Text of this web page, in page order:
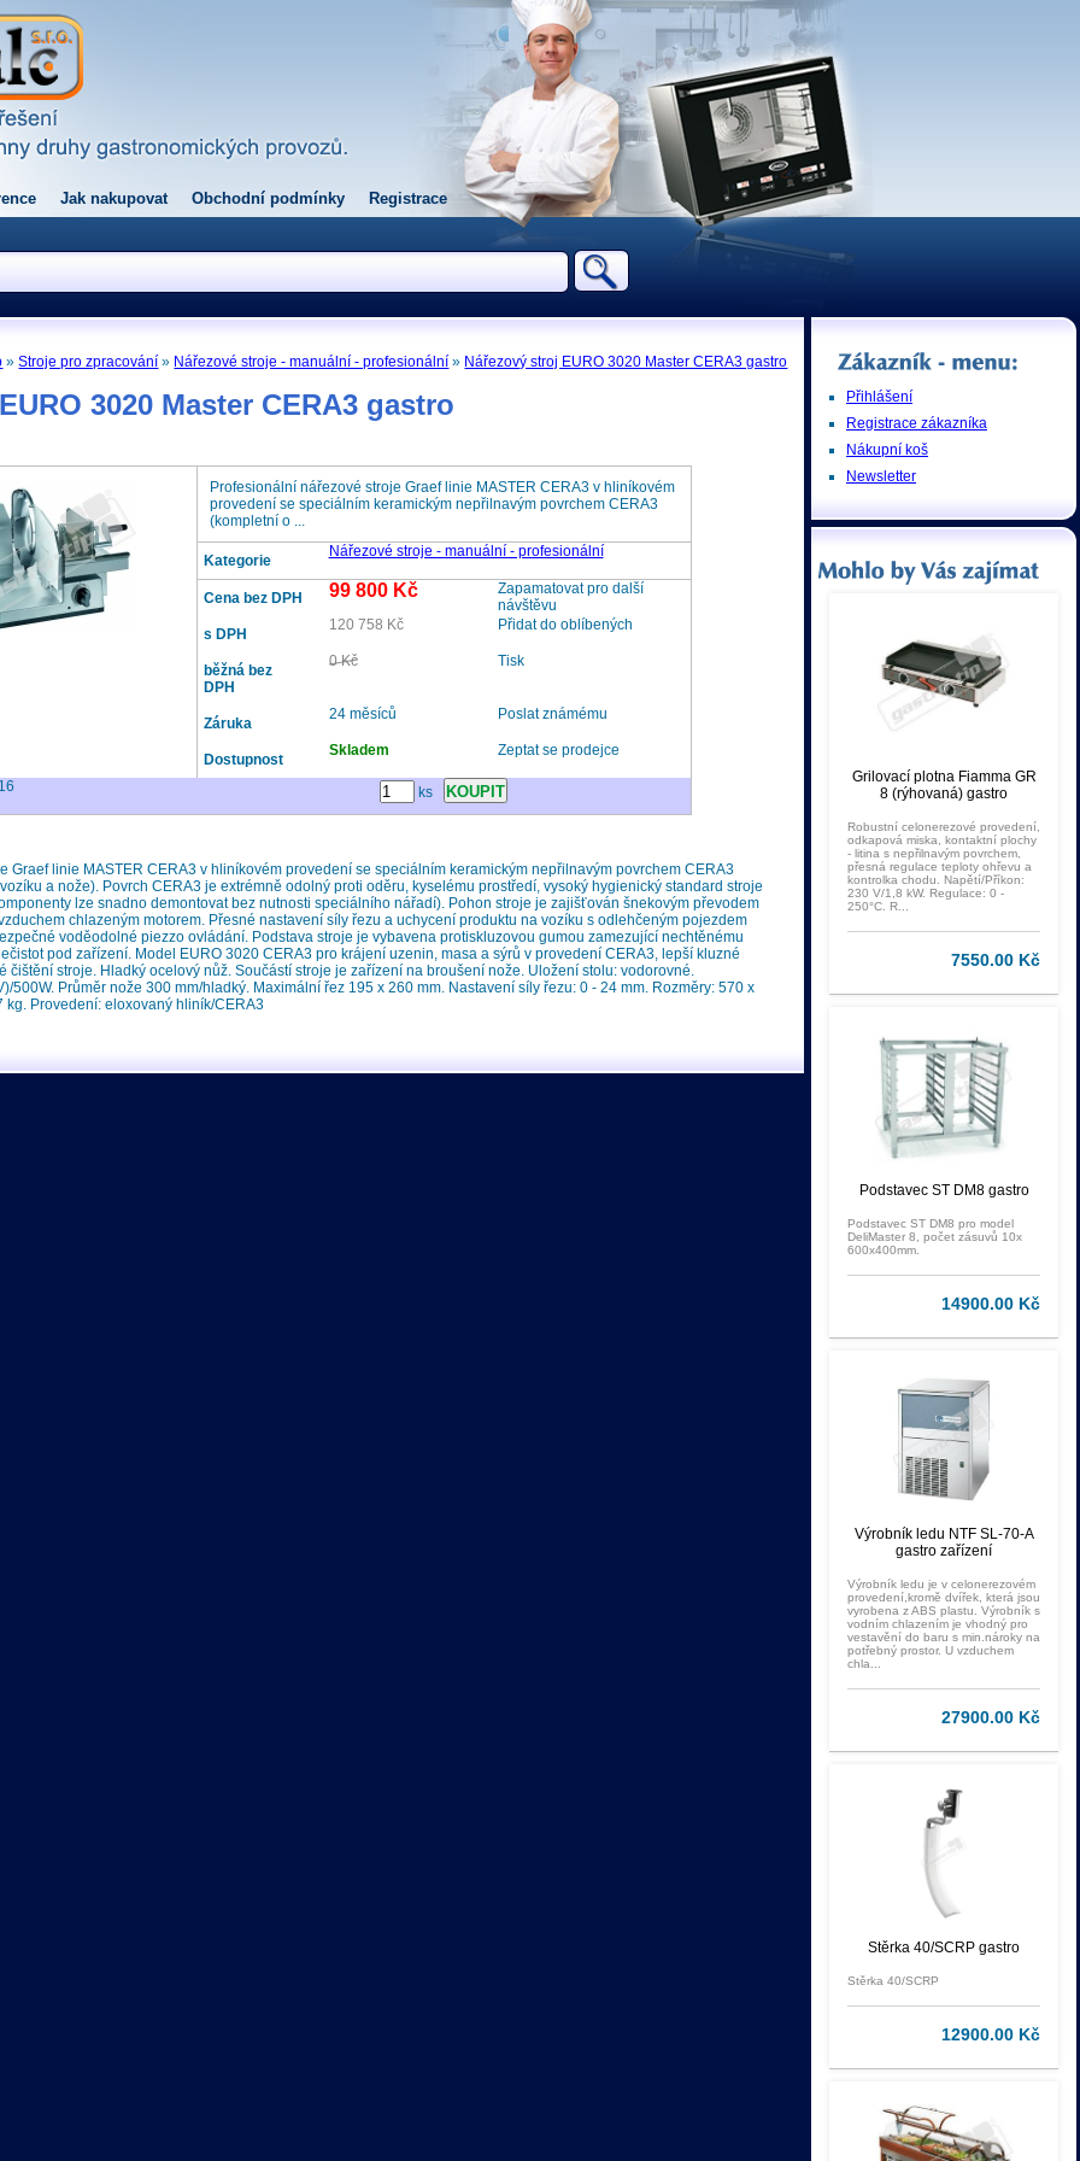
Jak nakupovat Obchodní podmínky Registrace
»Stroje pro zpracování » Nářezové stroje - manuální - profesionální » Nářezový stroj EURO 3020 Master CERA3 gastro
3020 Master CERA3 gastro
Profesionální nářezové stroje Graef linie MASTER CERA3 v hliníkovém
provedení se speciálním keramickým nepřilnavým povrchem CERA3
(kompletní o ...
Kategorie
Nářezové stroje - manuální - profesionální
Cena bez DPH 99 800 Kč
Zapamatovat pro další
návštěvu
s DPH
120 758 Kč Přidat do oblíbených
běžná bez
DPH
0 Kč Tisk
Záruka
24 měsíců Poslat známému
Dostupnost
Skladem Zeptat se prodejce
ks
Graef linie MASTER CERA3 v hliníkovém provedení se speciálním keramickým nepřilnavým povrchem CERA3
a nože). Povrch CERA3 je extrémně odolný proti oděru, kyselému prostředí, vysoký hygienický standard stroje
lze snadno demontovat bez nutnosti speciálního nářadí). Pohon stroje je zajišťován šnekovým převodem
chlazeným motorem. Přesné nastavení síly řezu a uchycení produktu na vozíku s odlehčeným pojezdem
voděodolné piezzo ovládání. Podstava stroje je vybavena protiskluzovou gumou zamezující nechtěnému
pod zařízení. Model EURO 3020 CERA3 pro krájení uzenin, masa a sýrů v provedení CERA3, lepší kluzné
čištění stroje. Hladký ocelový nůž. Součástí stroje je zařízení na broušení nože. Uložení stolu: vodorovné.
500W. Průměr nože 300 mm/hladký. Maximální řez 195 x 260 mm. Nastavení síly řezu: 0 - 24 mm. Rozměry: 570 x
kg. Provedení: eloxovaný hliník/CERA3
Přihlášení
Registrace zákazníka
Nákupní koš
Newsletter
Grilovací plotna Fiamma GR
8 (rýhovaná) gastro
Robustní celonerezové provedení,
odkapová miska, kontaktní plochy
- litina s nepřilnavým povrchem,
přesná regulace teploty ohřevu a
kontrolka chodu. Napětí/Příkon:
230 V/1,8 kW. Regulace: 0 -
250°C. R...
7550.00 Kč
Podstavec ST DM8 gastro
Podstavec ST DM8 pro model
DeliMaster 8, počet zásuvů 10x
600x400mm.
14900.00 Kč
Výrobník ledu NTF SL-70-A
gastro zařízení
Výrobník ledu je v celonerezovém
provedení,kromě dvířek, která jsou
vyrobena z ABS plastu. Výrobník s
vodním chlazením je vhodný pro
vestavění do baru s min.nároky na
potřebný prostor. U vzduchem
chla...
27900.00 Kč
Stěrka 40/SCRP gastro
Stěrka 40/SCRP
12900.00 Kč